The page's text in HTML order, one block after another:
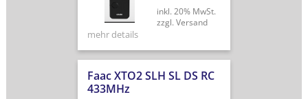
inkl. 20% MwSt.
zzgl. Versand
mehr details
Faac XTO2 SLH SL DS RC
433MHz